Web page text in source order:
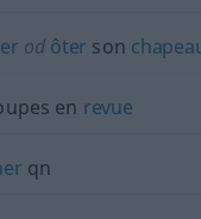
od ôter son
en revue
qn